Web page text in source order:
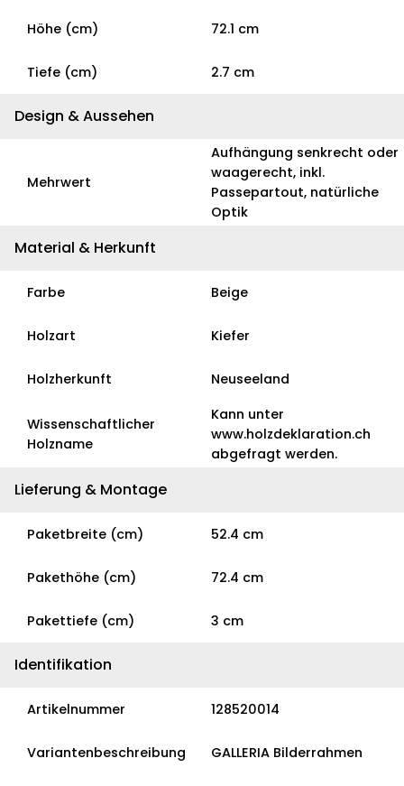
Höhe (cm) 72.1 cm
Tiefe (cm) 2.7 cm
Design & Aussehen
Mehrwert
Aufhängung senkrecht oder
waagerecht, inkl.
Passepartout, natürliche
Optik
Material & Herkunft
Farbe Beige
Holzart Kiefer
Holzherkunft Neuseeland
Wissenschaftlicher
Holzname
Kann unter
www.holzdeklaration.ch
abgefragt werden.
Lieferung & Montage
Paketbreite (cm) 52.4 cm
Pakethöhe (cm) 72.4 cm
Pakettiefe (cm) 3 cm
Identifikation
Artikelnummer 128520014
Variantenbeschreibung GALLERIA Bilderrahmen